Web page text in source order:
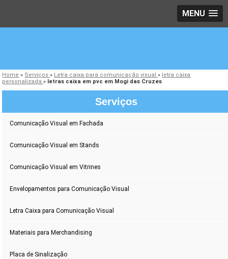
MENU
Home » Serviços» Letra caixa para comunicação visual» letra caixa
personalizada» letras caixa em pvc em Mogi das Cruzes
Serviços
Comunicação Visual em Fachada
Comunicação Visual em Stands
Comunicação Visual em Vitrines
Envelopamentos para Comunicação Visual
Letra Caixa para Comunicação Visual
Materiais para Merchandising
Placa de Sinalização